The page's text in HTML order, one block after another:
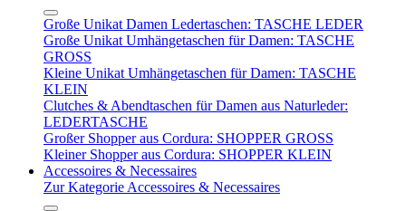
Große Unikat Damen Ledertaschen: TASCHE LEDER
Große Unikat Umhängetaschen für Damen: TASCHE
GROSS
Kleine Unikat Umhängetaschen für Damen: TASCHE
KLEIN
Clutches & Abendtaschen für Damen aus Naturleder:
LEDERTASCHE
Großer Shopper aus Cordura: SHOPPER GROSS
Kleiner Shopper aus Cordura: SHOPPER KLEIN
Accessoires & Necessaires
Zur Kategorie Accessoires & Necessaires